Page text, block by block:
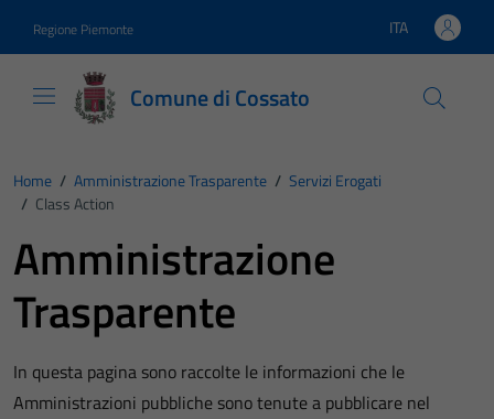
Regione Piemonte Lingua attiva:
ITA
Comune di Cossato
Home / Amministrazione Trasparente / Servizi Erogati
/ Class Action
Amministrazione
Trasparente
In questa pagina sono raccolte le informazioni che le
Amministrazioni pubbliche sono tenute a pubblicare nel